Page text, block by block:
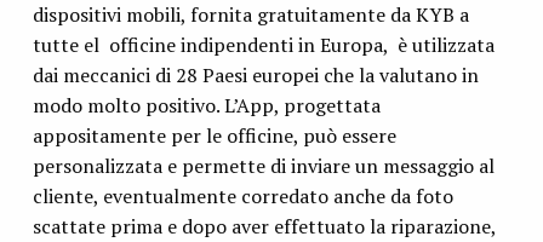
dispositivi mobili, fornita gratuitamente da KYB a
tutte el officine indipendenti in Europa, è utilizzata
dai meccanici di 28 Paesi europei che la valutano in
modo molto positivo. L’App, progettata
appositamente per le officine, può essere
personalizzata e permette di inviare un messaggio al
cliente, eventualmente corredato anche da foto
scattate prima e dopo aver effettuato la riparazione,